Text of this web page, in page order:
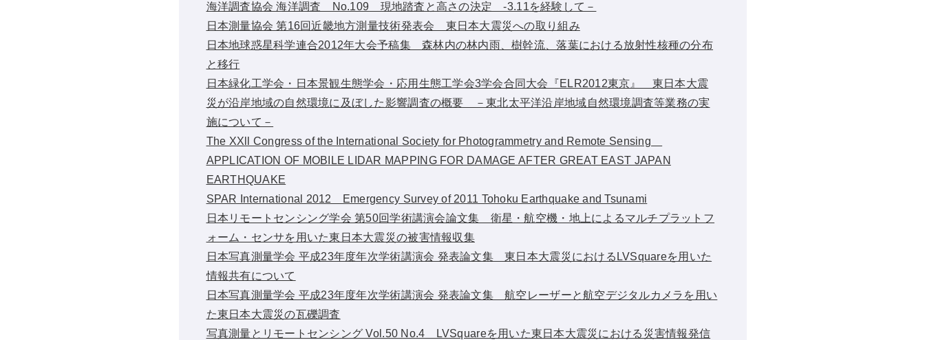
海洋調査協会 海洋調査 No.109 現地踏査と高さの決定 -3.11を経験して－
日本測量協会 第16回近畿地方測量技術発表会 東日本大震災への取り組み
日本地球惑星科学連合2012年大会予稿集 森林内の林内雨、樹幹流、落葉における放射性核種の分布
と移行
日本緑化工学会・日本景観生態学会・応用生態工学会3学会合同大会『ELR2012東京』 東日本大震
災が沿岸地域の自然環境に及ぼした影響調査の概要 －東北太平洋沿岸地域自然環境調査等業務の実
施について－
The XXll Congress of the International Society for Photogrammetry and Remote Sensing
APPLICATION OF MOBILE LIDAR MAPPING FOR DAMAGE AFTER GREAT EAST JAPAN
EARTHQUAKE
SPAR International 2012 Emergency Survey of 2011 Tohoku Earthquake and Tsunami
日本リモートセンシング学会 第50回学術講演会論文集 衛星・航空機・地上によるマルチプラットフ
ォーム・センサを用いた東日本大震災の被害情報収集
日本写真測量学会 平成23年度年次学術講演会 発表論文集 東日本大震災におけるLVSquareを用いた
情報共有について
日本写真測量学会 平成23年度年次学術講演会 発表論文集 航空レーザーと航空デジタルカメラを用い
た東日本大震災の瓦礫調査
写真測量とリモートセンシング Vol.50 No.4 LVSquareを用いた東日本大震災における災害情報発信